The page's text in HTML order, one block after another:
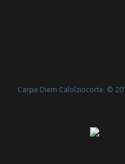
Carpe Diem Calolziocorte. ©